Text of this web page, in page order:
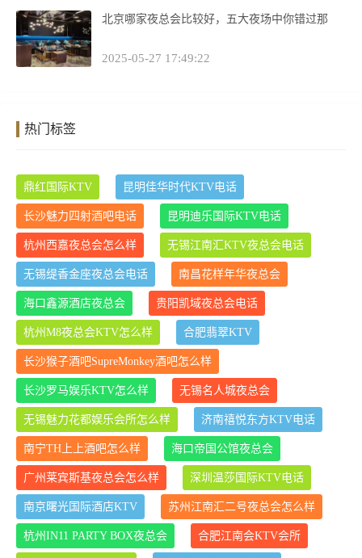
北京哪家夜总会比较好，五大夜场中你错过那
2025-05-27 17:49:22
热门标签
鼎红国际KTV 昆明佳华时代KTV电话
长沙魅力四射酒吧电话 昆明迪乐国际KTV电话
杭州西嘉夜总会怎么样 无锡江南汇KTV夜总会电话
无锡缇香金座夜总会电话 南昌花样年华夜总会
海口鑫源酒店夜总会 贵阳凯域夜总会电话
杭州M8夜总会KTV怎么样 合肥翡翠KTV
长沙猴子酒吧SupreMonkey酒吧怎么样
长沙罗马娱乐KTV怎么样 无锡名人城夜总会
无锡魅力花都娱乐会所怎么样 济南禧悦东方KTV电话
南宁TH上上酒吧怎么样 海口帝国公馆夜总会
广州莱宾斯基夜总会怎么样 深圳温莎国际KTV电话
南京曙光国际酒店KTV 苏州江南汇二号夜总会怎么样
杭州IN11 PARTY BOX夜总会 合肥江南会KTV会所